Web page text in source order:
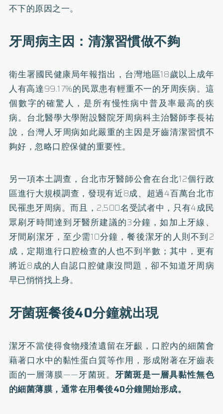
不下的原因之一。
牙周病主因：清潔習慣做不夠
衛生署國民健康局年報指出，台灣地區18歲以上成年
人有高達99.17%的民眾患有輕重不一的牙周疾病。這
個數字的確驚人，是所有慢性病中普及率最高的疾
病。台北醫學大學附設醫院牙周病科主治醫師李長祐
說，台灣人牙周病如此嚴重的主因是牙齒清潔習慣不
夠好，忽略口腔保健的重要性。
另一項本土調查，台北市牙醫師公會在台北12個行政
區進行大規模調查，發現有近8成、超過4百萬台北市
民罹患牙周病。而且，2,500名受試者中，只有4成民
眾刷牙時間達到牙醫所建議的3分鐘，如加上牙線、
牙間刷潔牙，至少需10分鐘，餐後潔牙的人則不到2
成，定期進行口腔檢查的人也不到半數；其中，更有
將近8成的人自認口腔健康沒問題，卻不知道牙周病
早已悄悄找上身。
牙菌斑餐後40分鐘就出現
潔牙不當使得食物殘渣遺留在牙齦，口腔內的細菌會
藉著口水中的黏性蛋白質等作用，形成附著在牙齒表
面的一層薄膜——牙菌斑。牙菌斑是一層具黏性無色
的細菌薄膜，通常在用餐後40分鐘開始形成。